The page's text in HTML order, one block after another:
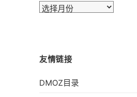
存
友情链接
DMOZ目录